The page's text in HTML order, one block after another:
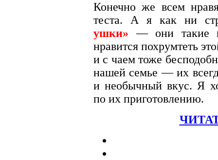
Конечно же всем
теста. А я как ни
ушки» — они такие
нравится похрумтеть
и с чаем тоже
нашей семье — их
и необычный вкус. Я
по их приготовлению.